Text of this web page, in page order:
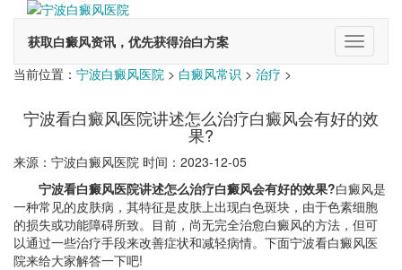
获取白癜风资讯，优先获得治白方案
切
换
当前位置： 宁波白癜风医院 > 白癜风常识 > 治疗 >
宁波看白癜风医院讲述怎么治疗白癜风会有好的效
果?
来源：宁波白癜风医院 时间：2023-12-05
宁波看白癜风医院讲述怎么治疗白癜风会有好的效果?白癜风是
一种常见的皮肤病，其特征是皮肤上出现白色斑块，由于色素细胞
的损失或功能障碍所致。目前，尚无完全治愈白癜风的方法，但可
以通过一些治疗手段来改善症状和减轻病情。下面宁波看白癜风医
院来给大家解答一下吧!